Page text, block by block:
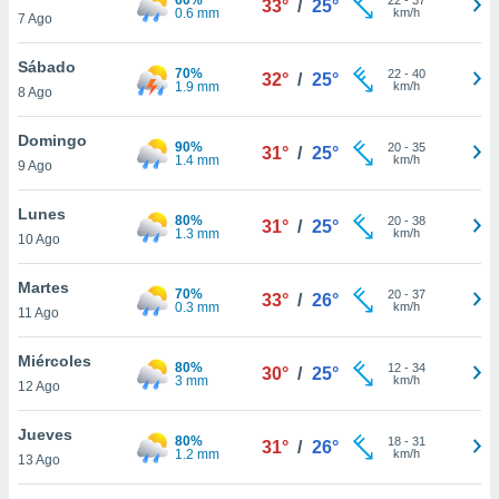
más
nuestra
y
de
disponible
cookies
aceptar
7 Ago
0.6 mm
33° / 25°
km/h
Sábado
8 Ago
70%
1.9 mm
32° / 25° 22- 40
km/h
Domingo
9 Ago
90%
1.4 mm
31° / 25° 20- 35
km/h
Lunes
10 Ago
80%
1.3 mm
31° / 25° 20- 38
km/h
Martes
11 Ago
70%
0.3 mm
33° / 26° 20- 37
km/h
Miércoles
12 Ago
80%
3 mm
30° / 25° 12- 34
km/h
Jueves
13 Ago
80%
1.2 mm
31° / 26° 18- 31
km/h